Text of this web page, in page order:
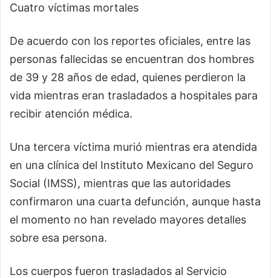
Cuatro víctimas mortales
De acuerdo con los reportes oficiales, entre las
personas fallecidas se encuentran dos hombres
de 39 y 28 años de edad, quienes perdieron la
vida mientras eran trasladados a hospitales para
recibir atención médica.
Una tercera víctima murió mientras era atendida
en una clínica del Instituto Mexicano del Seguro
Social (IMSS), mientras que las autoridades
confirmaron una cuarta defunción, aunque hasta
el momento no han revelado mayores detalles
sobre esa persona.
Los cuerpos fueron trasladados al Servicio